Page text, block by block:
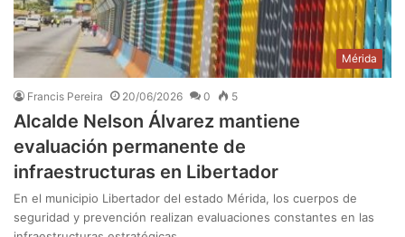
Mérida
Francis Pereira 20/06/2026 0 5
Alcalde Nelson Álvarez mantiene
evaluación permanente de
infraestructuras en Libertador
En el municipio Libertador del estado Mérida, los cuerpos de
seguridad y prevención realizan evaluaciones constantes en las